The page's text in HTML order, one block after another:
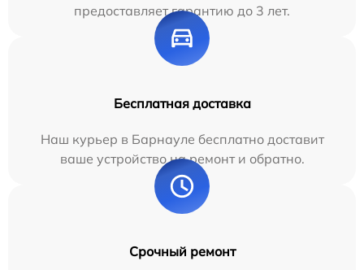
предоставляет гарантию до 3 лет.
Бесплатная доставка
Наш курьер в Барнауле бесплатно доставит
ваше устройство на ремонт и обратно.
Срочный ремонт